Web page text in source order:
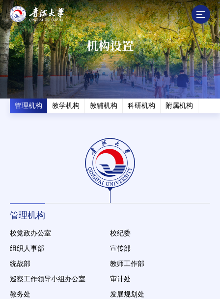
机构设置
管理机构 教学机构 教辅机构 科研机构 附属机构
管理机构
校党政办公室
校纪委
组织人事部
宣传部
统战部
教师工作部
巡察工作领导小组办公室
审计处
教务处
发展规划处